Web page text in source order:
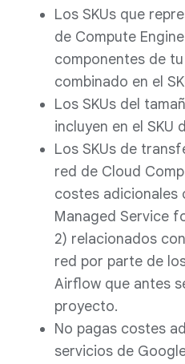
Los SKUs que
de Compute
componentes de
combinado en el
Los SKUs del
incluyen en el SKU
Los SKUs de
red de Cloud
costes adicionales
Managed Service
2) relacionados
red por parte de
Airflow que antes
proyecto.
No pagas costes
servicios de